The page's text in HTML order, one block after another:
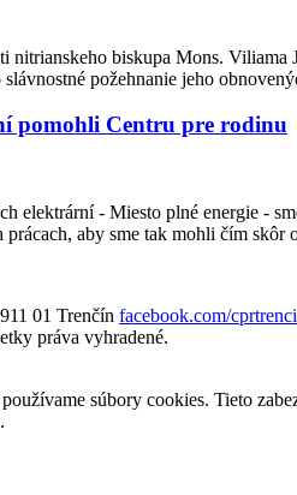
nitrianskeho biskupa Mons.
požehnanie jeho
pomohli Centru pre rodinu
elektrární - Miesto plné energie -
prácach, aby sme tak mohli čím
01 Trenčín facebook.com/
práva vyhradené.
súbory cookies. Tieto